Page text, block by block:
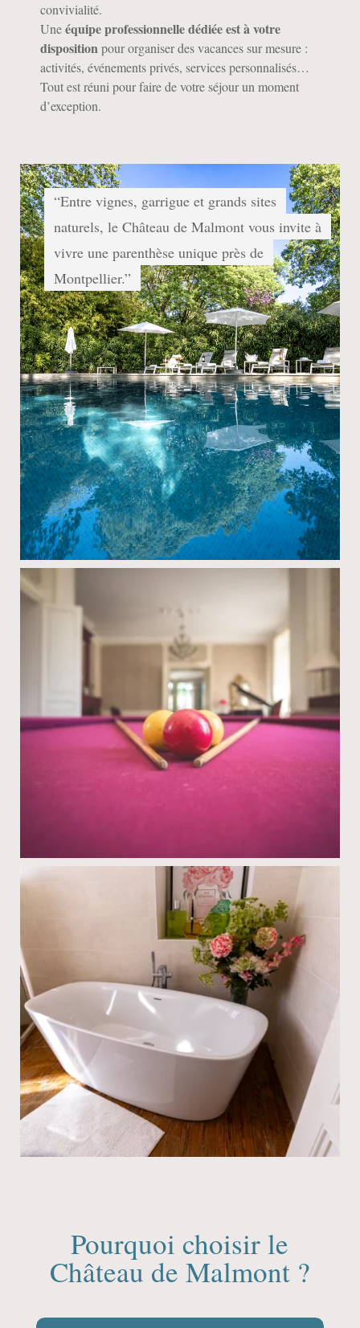
convivialité.
Uneéquipe professionnelle dédiée est à votre
dispositionpour organiser des vacances sur mesure :
activités, événements privés, services personnalisés…
Tout est réuni pour faire de votre séjour un moment
d’exception.
“Entre vignes, garrigue et grands sites
naturels, le Château de Malmont vous invite à
vivre une parenthèse unique près de
Montpellier.”
Pourquoi choisir le
Château de Malmont ?